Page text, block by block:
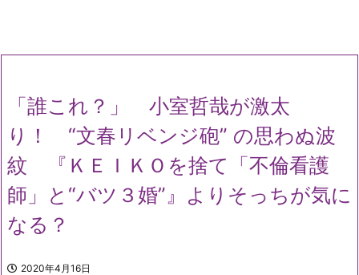
「誰これ？」 小室哲哉が激太
り！ “文春リベンジ砲” の思わぬ波
紋 『ＫＥＩＫＯを捨て「不倫看護
師」と“バツ３婚”』よりそっちが気に
なる？
2020年4月16日